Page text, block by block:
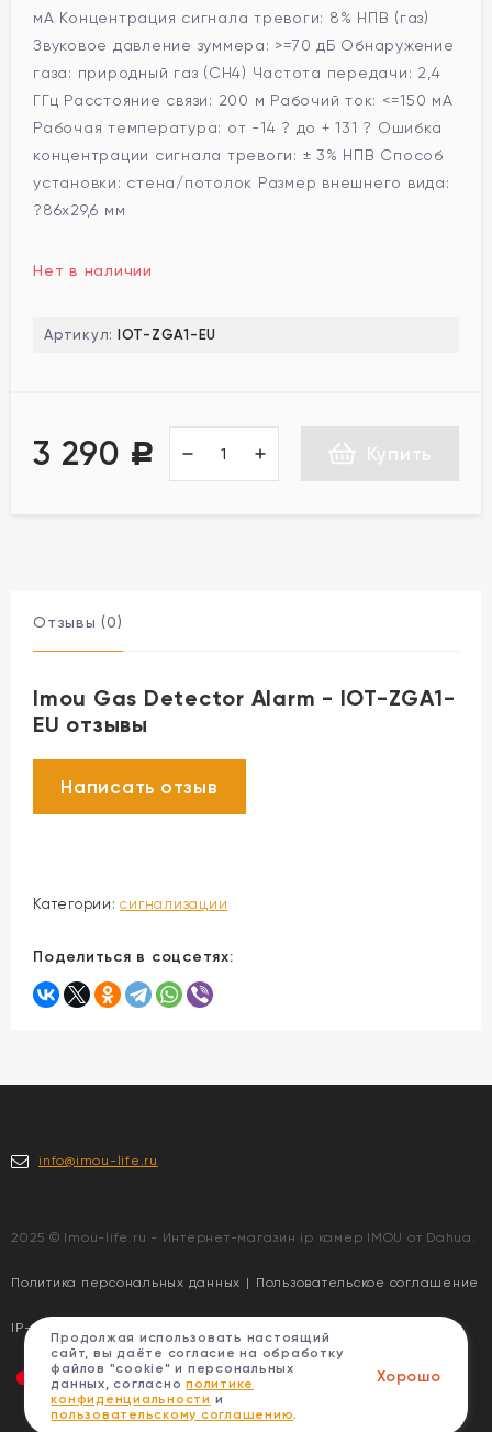
мА Концентрация сигнала тревоги: 8% НПВ (газ)
Звуковое давление зуммера: >=70 дБ Обнаружение
газа: природный газ (CH4) Частота передачи: 2,4
ГГц Расстояние связи: 200 м Рабочий ток: <=150 мА
Рабочая температура: от -14 ? до + 131 ? Ошибка
концентрации сигнала тревоги: ± 3% НПВ Способ
установки: стена/потолок Размер внешнего вида:
?86x29,6 мм
Нет в наличии
Артикул: IOT-ZGA1-EU
3 290 Р Купить
Отзывы (0)
Imou Gas Detector Alarm - IOT-ZGA1-
EU отзывы
Категории:сигнализации
Поделиться в соцсетях:
info@imou-life.ru
2025 © Imou-life.ru - Интернет-магазин ip камер IMOU от Dahua.
Политика персональных данных | Пользовательское соглашение
IP-видеокамеры IMOU | Imou Gas Detector Alarm (IOT-ZGA1-EU)
Продолжая использовать настоящий
сайт, вы даёте согласие на обработку
файлов "cookie" и персональных
данных, согласнополитике
конфиденциальности и
пользовательскому соглашению.
Хорошо